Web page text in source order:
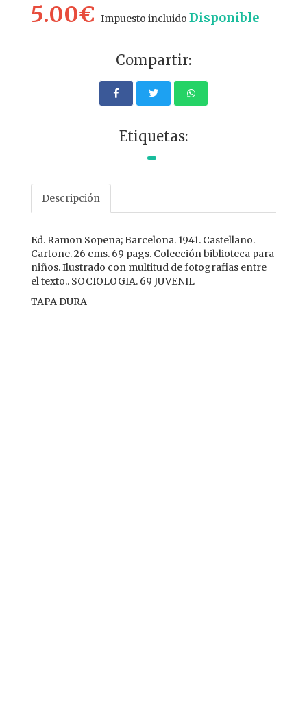
5.00€ Impuesto incluido Disponible
Compartir:
Etiquetas:
Descripción
Ed. Ramon Sopena; Barcelona. 1941. Castellano.
Cartone. 26 cms. 69 pags. Colección biblioteca para
niños. Ilustrado con multitud de fotografias entre
el texto.. SOCIOLOGIA. 69 JUVENIL
TAPA DURA